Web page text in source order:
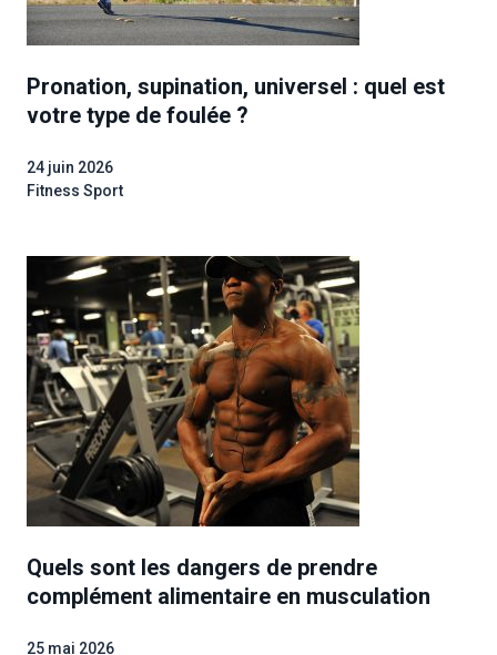
Pronation, supination, universel : quel est
votre type de foulée ?
24 juin 2026
Fitness Sport
Quels sont les dangers de prendre
complément alimentaire en musculation
25 mai 2026